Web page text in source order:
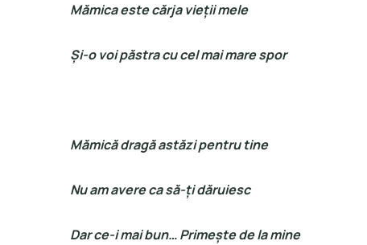
Mămica este cărja vieții mele
Și-o voi păstra cu cel mai mare spor
Mămică dragă astăzi pentru tine
Nu am avere ca să-ți dăruiesc
Dar ce-i mai bun… Primește de la mine